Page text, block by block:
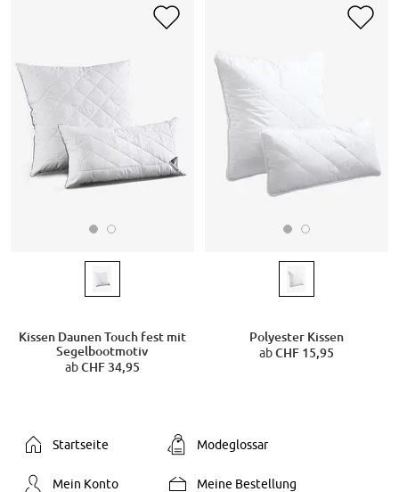
Kissen Daunen Touch fest mit
Segelbootmotiv
abCHF 34,95
Polyester Kissen
abCHF 15,95
Startseite Modeglossar
Mein Konto Meine Bestellung